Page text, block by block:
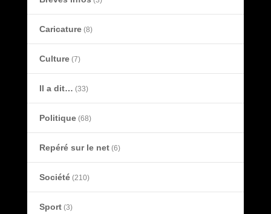
Caricature(8)
Culture(7)
Il a dit… (33)
Politique(68)
Repéré sur le net(6)
Société(210)
Sport(3)